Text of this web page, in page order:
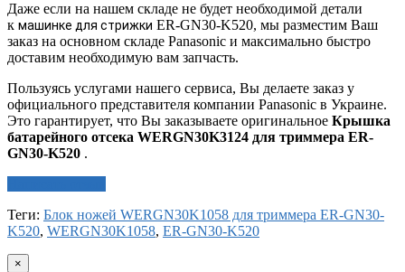
Даже если на нашем складе не будет необходимой детали
к машинке для стрижки ER-GN30-K520, мы разместим Ваш
заказ на основном складе Panasonic и максимально быстро
доставим необходимую вам запчасть.
Пользуясь услугами нашего сервиса, Вы делаете заказ у
официального представителя компании Panasonic в Украине.
Это гарантирует, что Вы заказываете оригинальное Крышка
батарейного отсека WERGN30K3124 для триммера ER-
GN30-K520 .
Теги: Блок ножей WERGN30K1058 для триммера ER-GN30-
K520, WERGN30K1058, ER-GN30-K520
×